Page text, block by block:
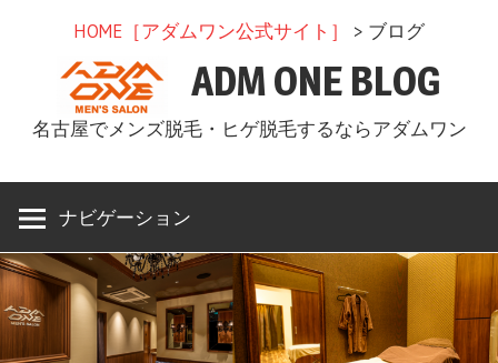
へ
ッ
プ
HOME［アダムワン公式サイト］ > ブログ
ADM ONE BLOG
名古屋でメンズ脱毛・ヒゲ脱毛するならアダムワン
ナビゲーション